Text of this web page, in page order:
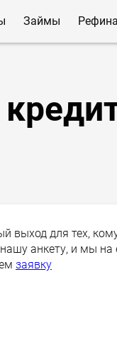
Займы
выход для тех,
анкету, и мы на
заявку